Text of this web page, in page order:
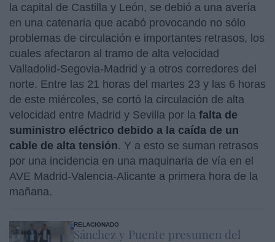
la capital de Castilla y León, se debió a una avería
en una catenaria que acabó provocando no sólo
problemas de circulación e importantes retrasos, los
cuales afectaron al tramo de alta velocidad
Valladolid-Segovia-Madrid y a otros corredores del
norte. Entre las 21 horas del martes 23 y las 6 horas
de este miércoles, se cortó la circulación de alta
velocidad entre Madrid y Sevilla por la falta de
suministro eléctrico debido a la caída de un
cable de alta tensión. Y a esto se suman retrasos
por una incidencia en una maquinaria de vía en el
AVE Madrid-Valencia-Alicante a primera hora de la
mañana.
RELACIONADO
Sánchez y Puente presumen del